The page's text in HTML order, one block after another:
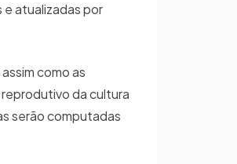
atualizadas por
como as
da cultura
serão computadas